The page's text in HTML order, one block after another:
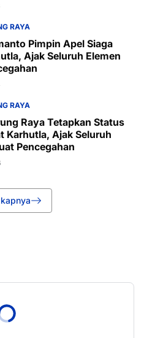
RAYA
Pimpin Apel Siaga
Ajak Seluruh Elemen
RAYA
Raya Tetapkan Status
Karhutla, Ajak Seluruh
Pencegahan